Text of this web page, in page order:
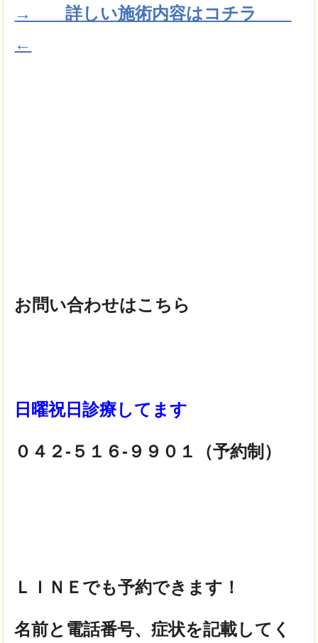
→ 詳しい施術内容はコチラ
←
お問い合わせはこちら
日曜祝日診療してます
０４２-５１６-９９０１（予約制）
ＬＩＮＥでも予約できます！
名前と電話番号、症状を記載してく